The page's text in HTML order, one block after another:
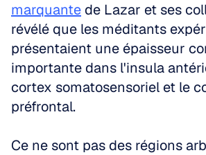
marquante de Lazar et ses
révélé que les méditants
présentaient une épaisseur
importante dans l'insula
cortex somatosensoriel et le
préfrontal.
Ce ne sont pas des régions